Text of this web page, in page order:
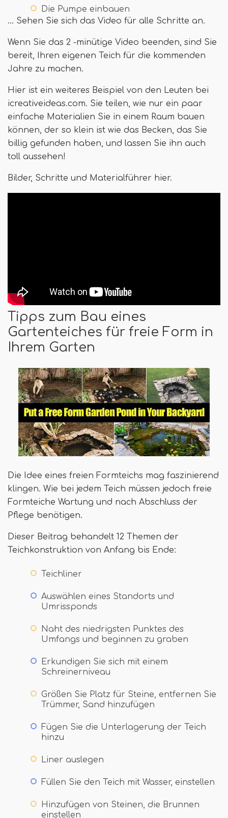
Die Pumpe einbauen
… Sehen Sie sich das Video für alle Schritte an.
Wenn Sie das 2 -minütige Video beenden, sind Sie
bereit, Ihren eigenen Teich für die kommenden
Jahre zu machen.
Hier ist ein weiteres Beispiel von den Leuten bei
icreativeideas.com. Sie teilen, wie nur ein paar
einfache Materialien Sie in einem Raum bauen
können, der so klein ist wie das Becken, das Sie
billig gefunden haben, und lassen Sie ihn auch
toll aussehen!
Bilder, Schritte und Materialführer hier.
Tipps zum Bau eines
Gartenteiches für freie Form in
Ihrem Garten
Die Idee eines freien Formteichs mag faszinierend
klingen. Wie bei jedem Teich müssen jedoch freie
Formteiche Wartung und nach Abschluss der
Pflege benötigen.
Dieser Beitrag behandelt 12 Themen der
Teichkonstruktion von Anfang bis Ende:
Teichliner
Auswählen eines Standorts und
Umrissponds
Naht des niedrigsten Punktes des
Umfangs und beginnen zu graben
Erkundigen Sie sich mit einem
Schreinerniveau
Größen Sie Platz für Steine, entfernen Sie
Trümmer, Sand hinzufügen
Fügen Sie die Unterlagerung der Teich
hinzu
Liner auslegen
Füllen Sie den Teich mit Wasser, einstellen
Hinzufügen von Steinen, die Brunnen
einstellen